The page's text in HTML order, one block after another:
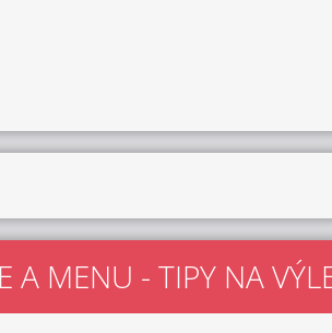
A MENU - TIPY NA